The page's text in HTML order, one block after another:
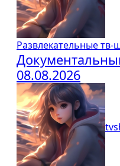
Развлекательные тв-
08.08.2026